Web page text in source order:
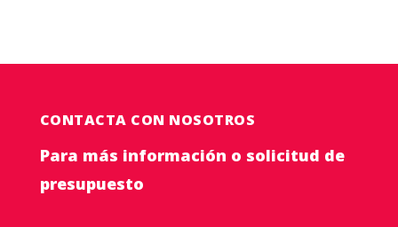
CONTACTA CON NOSOTROS
Para más información o solicitud de
presupuesto